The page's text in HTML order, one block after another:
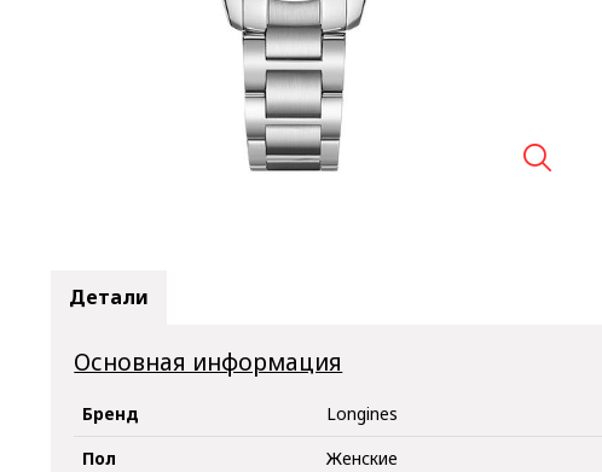
Детали
Основная информация
Бренд
Longines
Пол
Женские